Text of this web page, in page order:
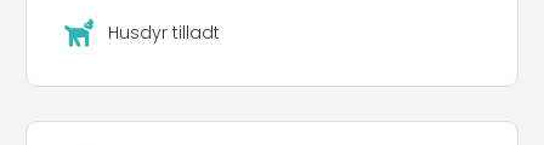
Husdyr tilladt